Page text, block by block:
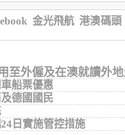
金光飛航 港澳碼頭
至外僱及在澳就讀外
船票優惠
德國國民
日實施管控措施